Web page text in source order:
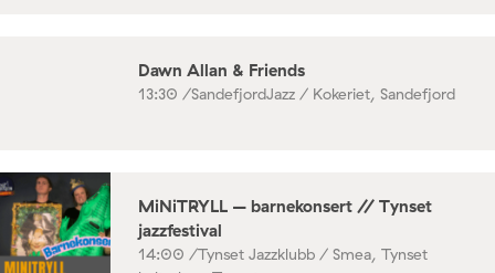
Dawn Allan & Friends
13:30 /SandefjordJazz / Kokeriet, Sandefjord
MiNiTRYLL – barnekonsert // Tynset
jazzfestival
14:00 /Tynset Jazzklubb / Smea, Tynset